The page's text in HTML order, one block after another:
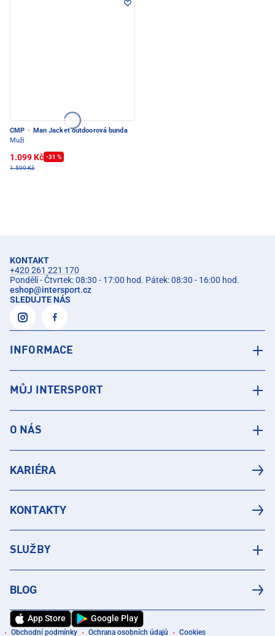
CMP ·
Man Jacket outdoorová bunda
Muži
1.099 Kč -31 %
1.599 Kč
KONTAKT
+420 261 221 170
Pondělí - Čtvrtek: 08:30 - 17:00 hod. Pátek: 08:30 - 16:00 hod.
eshop@intersport.cz
SLEDUJTE NÁS
INFORMACE
MŮJ INTERSPORT
O NÁS
KARIÉRA
KONTAKTY
SLUŽBY
BLOG
App Store Google Play
Obchodní podmínky Ochrana osobních údajů Cookies